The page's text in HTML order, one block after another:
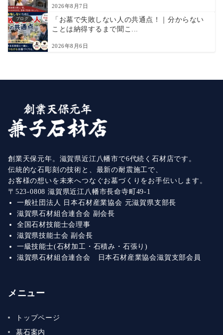
2026年8月7日
ブログ
「お墓で失敗しない人の共通点！｜分からない
ことは納得するまで聞こ...
2026年8月6日
創業天保元年。滋賀県近江八幡市で6代続く石材店です。
伝統的な石彫刻の技術と、最新の耐震施工で、
お客様の想いを未来へつなぐお墓づくりをお手伝いします。
〒523-0808 滋賀県近江八幡市長命寺町49-1
一般社団法人 日本石材産業協会 元滋賀県支部長
滋賀県石材組合連合会 副会長
全国石材技能士会理事
滋賀県技能士会 副会長
一級技能士(石材加工・石積み・石張り)
滋賀県石材組合連合会 日本石材産業協会滋賀支部会員
メニュー
トップページ
墓石案内